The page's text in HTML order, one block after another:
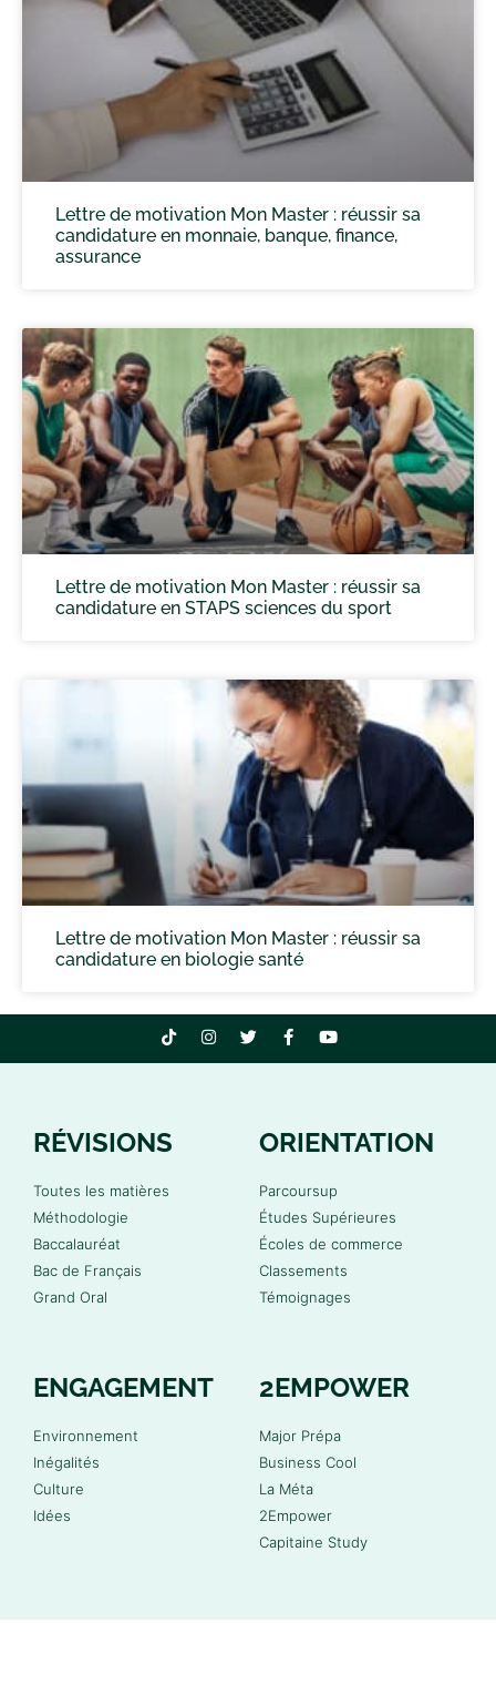
Lettre de motivation Mon Master : réussir sa
candidature en monnaie, banque, finance,
assurance
Lettre de motivation Mon Master : réussir sa
candidature en STAPS sciences du sport
Lettre de motivation Mon Master : réussir sa
candidature en biologie santé
RÉVISIONS
Toutes les matières
Méthodologie
Baccalauréat
Bac de Français
Grand Oral
ORIENTATION
Parcoursup
Études Supérieures
Écoles de commerce
Classements
Témoignages
ENGAGEMENT
Environnement
Inégalités
Culture
Idées
2EMPOWER
Major Prépa
Business Cool
La Méta
2Empower
Capitaine Study